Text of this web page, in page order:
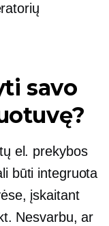
savo
el. prekybos
būti integruota
įskaitant
Nesvarbu, ar